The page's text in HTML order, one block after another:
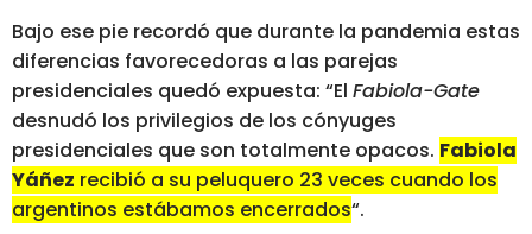
Bajo ese pie recordó que durante la pandemia estas
diferencias favorecedoras a las parejas
presidenciales quedó expuesta: “El Fabiola-Gate
desnudó los privilegios de los cónyuges
presidenciales que son totalmente opacos. Fabiola
Yáñez recibió a su peluquero 23 veces cuando los
argentinos estábamos encerrados“.